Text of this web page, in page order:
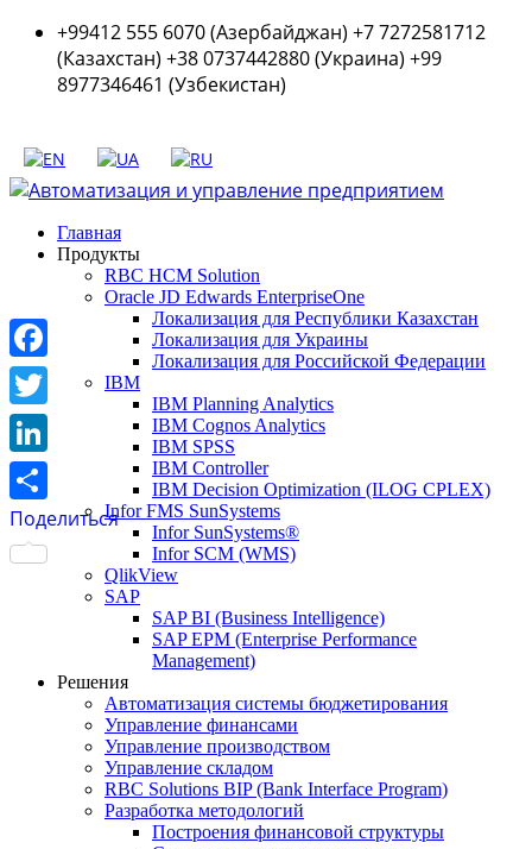
+99412 555 6070 (Азербайджан) +7 7272581712
(Казахстан) +38 0737442880 (Украина) +99
8977346461 (Узбекистан)
Главная
Продукты
RBC HCM Solution
Oracle JD Edwards EnterpriseOne
Локализация для Республики Казахстан
Локализация для Украины
Локализация для Российской Федерации
IBM
IBM Planning Analytics
IBM Cognos Analytics
IBM SPSS
IBM Controller
IBM Decision Optimization (ILOG CPLEX)
Infor FMS SunSystems
Infor SunSystems®
Infor SCM (WMS)
QlikView
SAP
SAP BI (Business Intelligence)
SAP EPM (Enterprise Performance
Management)
Решения
Автоматизация системы бюджетирования
Управление финансами
Управление производством
Управление складом
RBC Solutions BIP (Bank Interface Program)
Разработка методологий
Построения финансовой структуры
Facebook
Twitter
LinkedIn
Поделиться